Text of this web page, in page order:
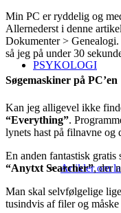
PSYKOLOGI
Artikler om
Min PC er ryddelig og
Allernederst i denne
Dokumenter >
så jeg på under 30
Søgemaskiner på PC’en
Kan jeg alligevel ikke
“Everything”.
lynets hast på filnavne og
En anden fantastisk gratis
“Anytxt Searcher”, der
Man skal selvfølgelige
tusindvis af filer og